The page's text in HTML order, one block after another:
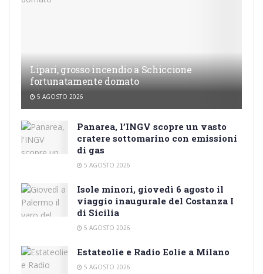
Lipari, grosso incendio a Schiccione
fortunatamente domato
5 AGOSTO 2026
Panarea, l’INGV scopre un vasto
cratere sottomarino con emissioni
di gas
5 AGOSTO 2026
Isole minori, giovedì 6 agosto il
viaggio inaugurale del Costanza I
di Sicilia
5 AGOSTO 2026
Estateolie e Radio Eolie a Milano
5 AGOSTO 2026